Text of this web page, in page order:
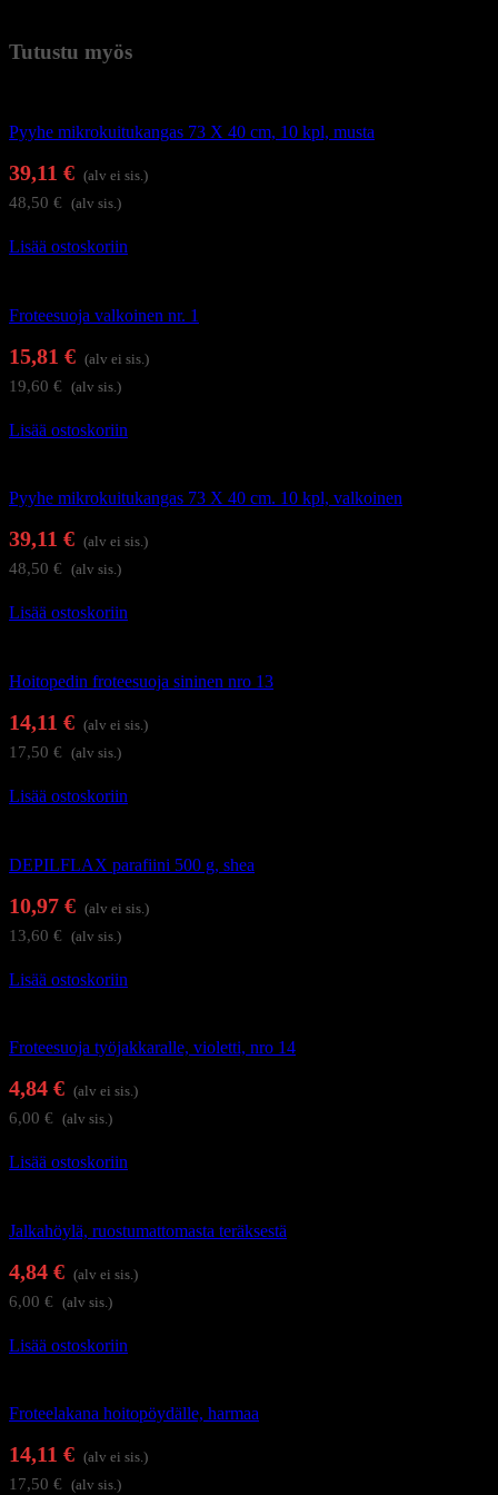
Tutustu myös
Pyyhe mikrokuitukangas 73 X 40 cm, 10 kpl, musta
39,11 € (alv ei sis.)
48,50 € (alv sis.)
Lisää ostoskoriin
Froteesuoja valkoinen nr. 1
15,81 € (alv ei sis.)
19,60 € (alv sis.)
Lisää ostoskoriin
Pyyhe mikrokuitukangas 73 X 40 cm. 10 kpl, valkoinen
39,11 € (alv ei sis.)
48,50 € (alv sis.)
Lisää ostoskoriin
Hoitopedin froteesuoja sininen nro 13
14,11 € (alv ei sis.)
17,50 € (alv sis.)
Lisää ostoskoriin
DEPILFLAX parafiini 500 g, shea
10,97 € (alv ei sis.)
13,60 € (alv sis.)
Lisää ostoskoriin
Froteesuoja työjakkaralle, violetti, nro 14
4,84 € (alv ei sis.)
6,00 € (alv sis.)
Lisää ostoskoriin
Jalkahöylä, ruostumattomasta teräksestä
4,84 € (alv ei sis.)
6,00 € (alv sis.)
Lisää ostoskoriin
Froteelakana hoitopöydälle, harmaa
14,11 € (alv ei sis.)
17,50 € (alv sis.)